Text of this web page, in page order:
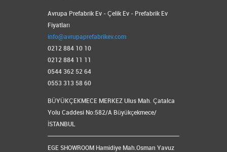
Avrupa Prefabrik Ev - Çelik Ev - Prefabrik Ev
Fiyatları
info@avrupaprefabrikev.com
0212 884 10 10
0212 884 11 11
0544 362 52 64
0553 313 58 60
BÜYÜKÇEKMECE MERKEZ Ulus Mah. Çatalca
Yolu Caddesi No:582/A Büyükçekmece/
İSTANBUL
EGE SHOWROOM Hamidiye Mah.Osman Yavuz